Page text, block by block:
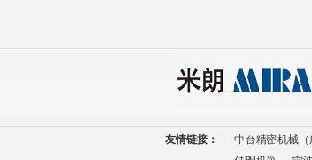
友情链接： 中台精密机械（